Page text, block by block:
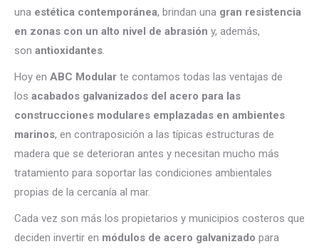
una estética contemporánea, brindan una gran resistencia
en zonas con un alto nivel de abrasión y, además,
son antioxidantes.
Hoy en ABC Modular te contamos todas las ventajas de
los acabados galvanizados del acero para las
construcciones modulares emplazadas en ambientes
marinos, en contraposición a las típicas estructuras de
madera que se deterioran antes y necesitan mucho más
tratamiento para soportar las condiciones ambientales
propias de la cercanía al mar.
Cada vez son más los propietarios y municipios costeros que
deciden invertir en módulos de acero galvanizado para